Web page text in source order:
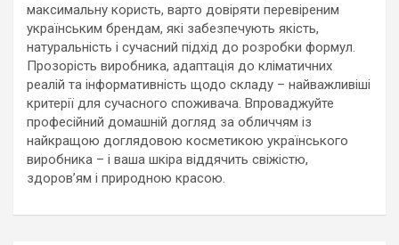
максимальну користь, варто довіряти перевіреним
українським брендам, які забезпечують якість,
натуральність і сучасний підхід до розробки формул.
Прозорість виробника, адаптація до кліматичних
реалій та інформативність щодо складу – найважливіші
критерії для сучасного споживача. Впроваджуйте
професійний домашній догляд за обличчям із
найкращою доглядовою косметикою українського
виробника – і ваша шкіра віддячить свіжістю,
здоров’ям і природною красою.